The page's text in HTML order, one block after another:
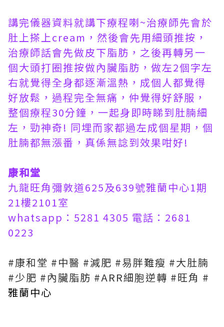
講完儀器資料就講下療程喇~治療師先會於
肚上搽上cream，然後會先用細頭推按，
治療師話會先做皮下脂肪，之後再轉另一
個大頭打圈推按做內臟脂肪，做左2個字左
右就覺得全身都逐漸溫熱，成個人都覺得
好放鬆，過程完全無痛，仲覺得好舒服，
整個療程30分鐘，一起身即時睇到肚腩細
左，勁神奇! 同埋而家都過左成個星期，個
肚腩都無漲番，真係無諗到效果咁好!
康和堂
九龍旺角彌敦道625及639號雅蘭中心1期
21樓2101室
whatsapp：5281 4305 電話：2681
0223
#康和堂 #中醫 #減肥 #易胖難瘦 #大肚腩
#少肥 #內臟脂肪 #ARR細胞逆轉 #旺角 #
雅蘭中心